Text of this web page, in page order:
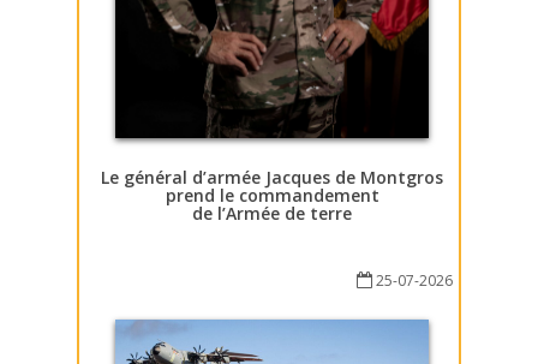
Le général d’armée Jacques de Montgros
prend le commandement
de l’Armée de terre
25-07-2026